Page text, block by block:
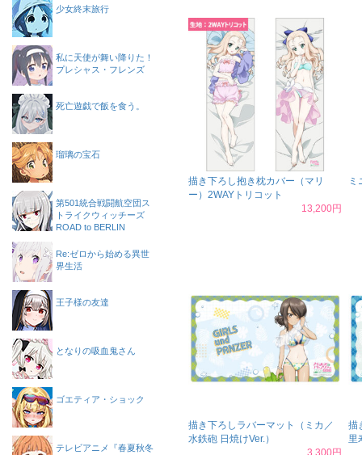
描き下ろし抱き枕カバー（マリ
ー）2WAYトリコット
13,200円
ミ
描き下ろしラバーマット（ミカ／
水鉄砲 日焼けVer.）
3,300円
描
里
少女終末旅行
私に天使が舞い降りた！
プレシャス・フレンズ
死亡遊戯で飯を食う。
瑠璃の宝石
第501統合戦闘航空団ス
トライクウィッチーズ
ROAD to BERLIN
Re:ゼロから始める異世
界生活
王子様の友達
となりの吸血鬼さん
ゴエティア・ショック
テレビアニメ『春夏秋冬